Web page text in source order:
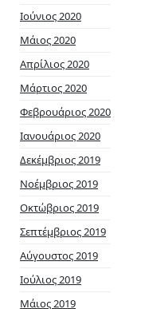
Ιούνιος 2020
Μάιος 2020
Απρίλιος 2020
Μάρτιος 2020
Φεβρουάριος 2020
Ιανουάριος 2020
Δεκέμβριος 2019
Νοέμβριος 2019
Οκτώβριος 2019
Σεπτέμβριος 2019
Αύγουστος 2019
Ιούλιος 2019
Μάιος 2019